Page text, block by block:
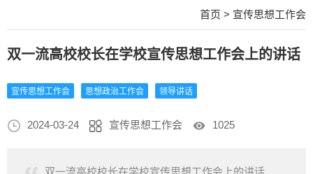
首页 > 宣传思想工作会
双一流高校校长在学校宣传思想工作会上的讲话
宣传思想工作会 思想政治工作会 领导讲话
2024-03-24 宣传思想工作会 1025
双一流高校校长在学校宣传思想工作会上的讲话